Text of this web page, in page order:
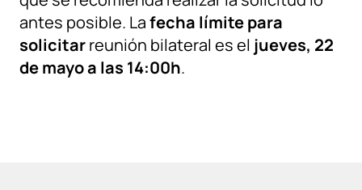
antes posible. Lafecha límite para
solicitarreunión bilateral es el jueves, 22
de mayo a las 14:00h.